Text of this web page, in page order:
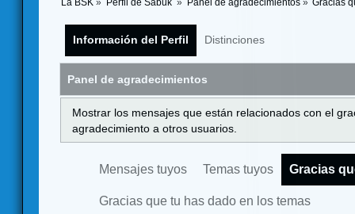
La BSK » Perfil de Sabuk » Panel de agradecimientos» Gracias
Información del Perfil Distinciones
Panel de agradecimientos
Mostrar los mensajes que están relacionados con el
agradecimiento a otros usuarios.
Mensajes tuyos Temas tuyos Gracias
Gracias que tu has dado en los temas